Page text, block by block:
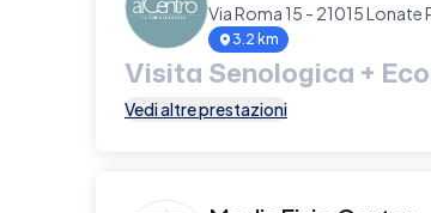
Via Roma 15 - 21015 Lonate
3.2 km
Visita Senologica +
Vedi altre prestazioni